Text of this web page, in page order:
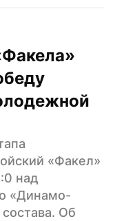
«Факел»
над
«Динамо-
Об